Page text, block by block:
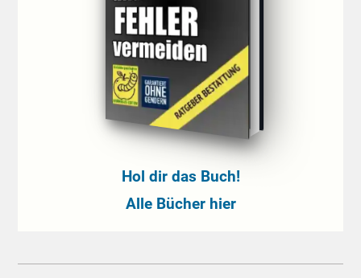
Hol dir das Buch!
Alle Bücher hier